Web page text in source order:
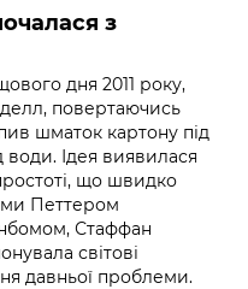
з
дня 2011 року,
повертаючись
шматок картону під
води. Ідея виявилася
що швидко
Петтером
Стаффан
світові
давньої проблеми.